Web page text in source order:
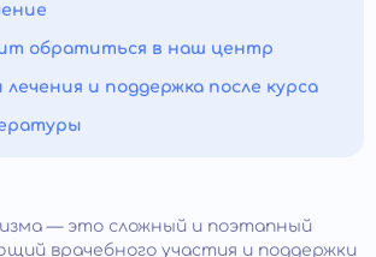
обратиться в наш центр
и поддержка после курса
— это сложный и поэтапный
врачебного участия и поддержки